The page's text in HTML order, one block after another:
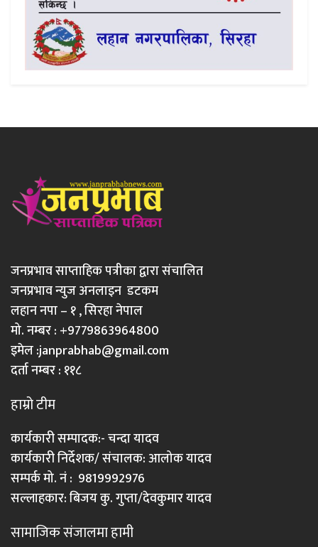
जनप्रभाव साप्ताहिक पत्रीका द्वारा संचालित
जनप्रभाव न्युज अनलाइन डटकम
लहान नपा – १ , सिरहा नेपाल
मो. नम्बर : +9779863964800
इमेल :janprabhab@gmail.com
दर्ता नम्बर : ११८
हाम्रो टीम
कार्यकारी सम्पादक:- चन्दा यादव
कार्यकारी निर्देशक/ संचालक: आलोक यादव
सम्पर्क मो. नं : 9819992976
सल्लाहकार: बिजय कु. गुप्ता/देवकुमार यादव
सामाजिक संजालमा हामी